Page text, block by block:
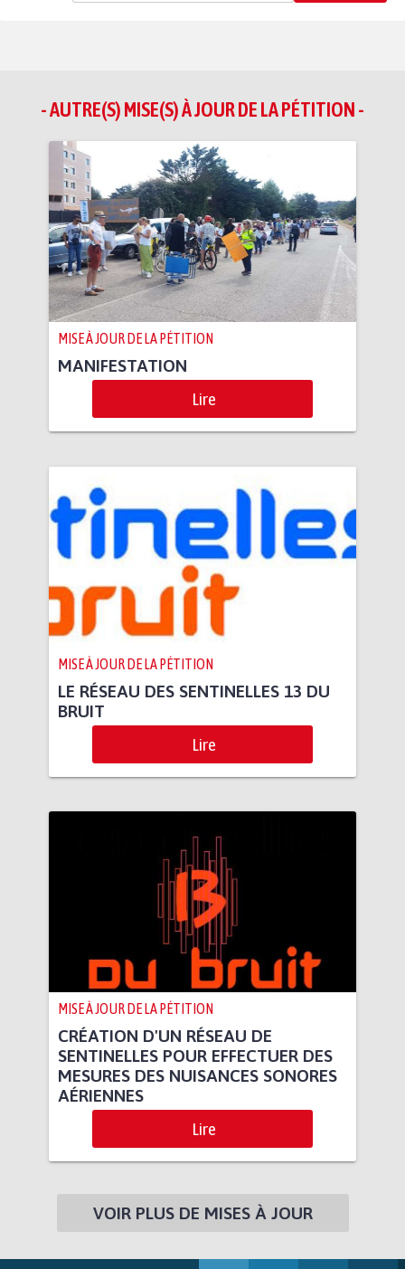
- AUTRE(S) MISE(S) À JOUR DE LA PÉTITION -
MISE À JOUR DE LA PÉTITION
MANIFESTATION
Lire
MISE À JOUR DE LA PÉTITION
LE RÉSEAU DES SENTINELLES 13 DU
BRUIT
Lire
MISE À JOUR DE LA PÉTITION
CRÉATION D'UN RÉSEAU DE
SENTINELLES POUR EFFECTUER DES
MESURES DES NUISANCES SONORES
AÉRIENNES
Lire
VOIR PLUS DE MISES À JOUR